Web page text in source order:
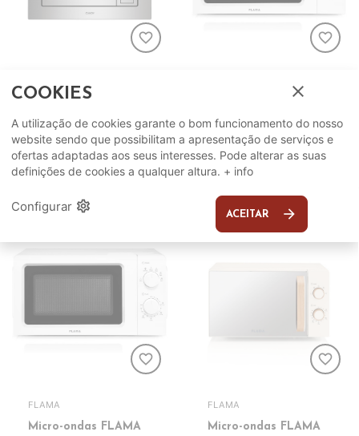
favorite_border
CANDY
MIG1730MX
159,99€ ADICIONAR
favorite_border
1806FL
49,99€ ADICIONAR
favorite_border
FLAMA
Micro-ondas FLAMA
favorite_border
FLAMA
Micro-ondas FLAMA
COOKIES close
A utilização de cookies garante o bom funcionamento do nosso
website sendo que possibilitam a apresentação de serviços e
ofertas adaptadas aos seus interesses. Pode alterar as suas
definições de cookies a qualquer altura. + info
Configurar settings ACEITAR arrow_forward